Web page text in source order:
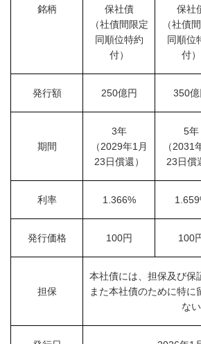
銘柄
保社債
（社債間限定
同順位特約
付）
保社
（社債
同順位
付）
発行額 250億円 350億
期間
3年
（2029年1月
23日償還）
5年
（2031
23日償
利率 1.366%
発行価格 100円 100
担保
本社債には、担保及び保
また本社債のために特に
ない